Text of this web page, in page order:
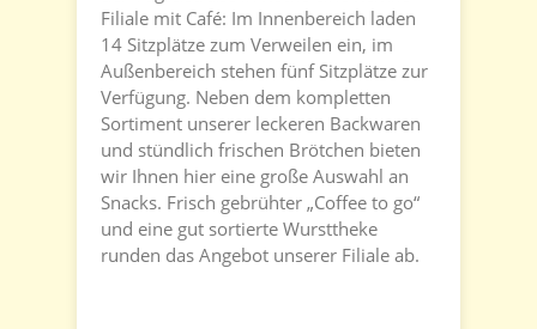
Filiale mit Café: Im Innenbereich laden
14 Sitzplätze zum Verweilen ein, im
Außenbereich stehen fünf Sitzplätze zur
Verfügung. Neben dem kompletten
Sortiment unserer leckeren Backwaren
und stündlich frischen Brötchen bieten
wir Ihnen hier eine große Auswahl an
Snacks. Frisch gebrühter „Coffee to go“
und eine gut sortierte Wursttheke
runden das Angebot unserer Filiale ab.